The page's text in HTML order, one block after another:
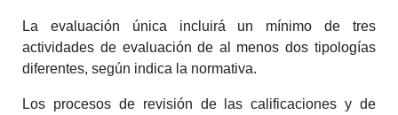
La evaluación única incluirá un mínimo de tres
actividades de evaluación de al menos dos tipologías
diferentes, según indica la normativa.
Los procesos de revisión de las calificaciones y de